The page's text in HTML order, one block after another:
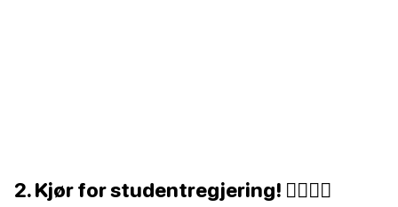
2. Kjør for studentregjering! 👩‍⚖️🧑‍⚖️